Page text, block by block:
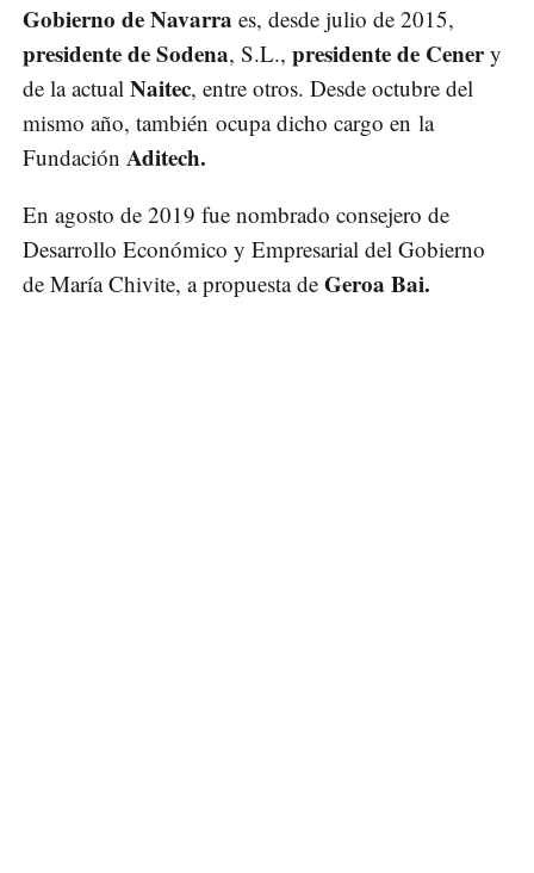
Gobierno de Navarra es, desde julio de 2015,
presidente de Sodena, S.L., presidente de Cenery
de la actual Naitec, entre otros. Desde octubre del
mismo año, también ocupa dicho cargo en la
Fundación Aditech.
En agosto de 2019 fue nombrado consejero de
Desarrollo Económico y Empresarial del Gobierno
de María Chivite, a propuesta de Geroa Bai.